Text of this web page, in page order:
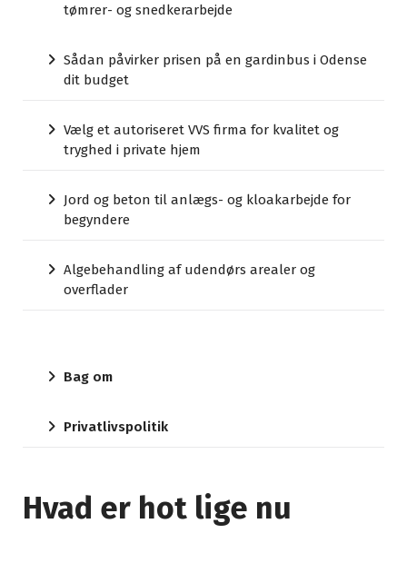
tømrer- og snedkerarbejde
Sådan påvirker prisen på en gardinbus i Odense
dit budget
Vælg et autoriseret VVS firma for kvalitet og
tryghed i private hjem
Jord og beton til anlægs- og kloakarbejde for
begyndere
Algebehandling af udendørs arealer og
overflader
Bag om
Privatlivspolitik
Hvad er hot lige nu